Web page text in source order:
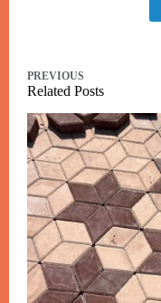
PREVIOUS
Related Posts